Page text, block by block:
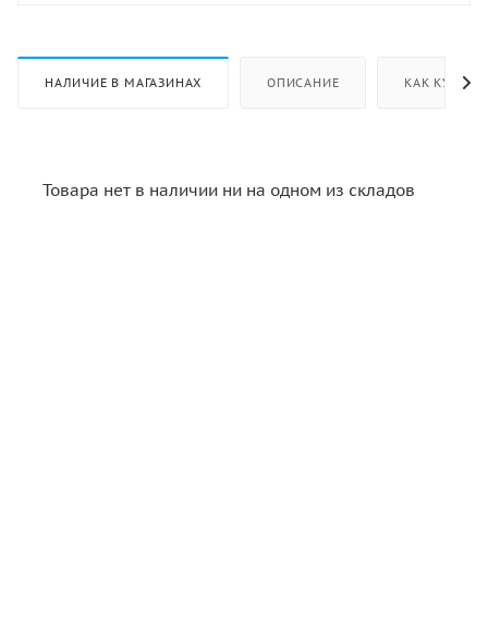
НАЛИЧИЕ В МАГАЗИНАХ ОПИСАНИЕ КАК КУПИТЬ
Товара нет в наличии ни на одном из складов